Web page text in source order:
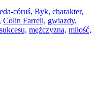
córuś, Byk, charakter,
Colin Farrell, gwiazdy,
mężczyzna, miłość,